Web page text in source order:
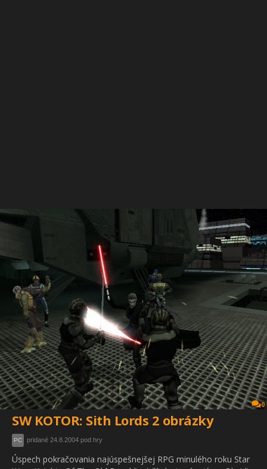
0
SW KOTOR: Sith Lords 2 obrázky
PC pridané 24.8.2004 pod hry
Úspech pokračovania najúspešnejšej RPG minulého roku Star